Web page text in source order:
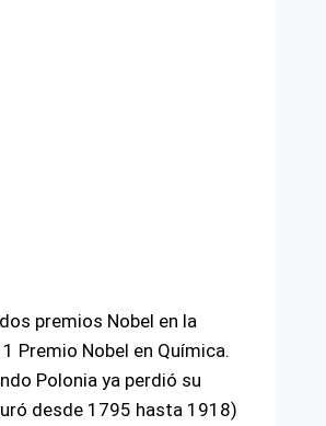
premios Nobel en la
Premio Nobel en Química.
Polonia ya perdió su
desde 1795 hasta 1918)